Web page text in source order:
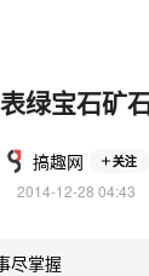
绿宝石矿
搞趣网 关注
2014-12-28 04:43
尽掌握